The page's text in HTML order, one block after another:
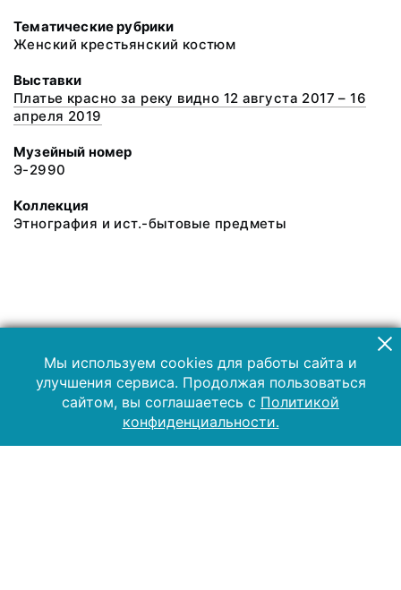
Тематические рубрики
Женский крестьянский костюм
Выставки
Платье красно за реку видно 12 августа 2017 – 16
апреля 2019
Музейный номер
Э-2990
Коллекция
Этнография и ист.-бытовые предметы
Мы используем cookies для работы сайта и
улучшения сервиса. Продолжая пользоваться
сайтом, вы соглашаетесь с Политикой
конфиденциальности.